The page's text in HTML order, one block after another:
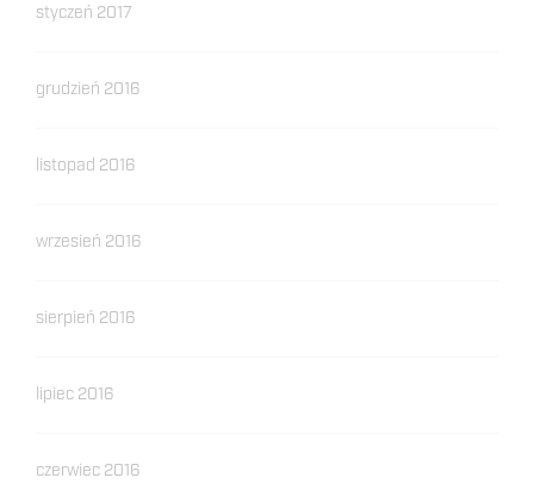
styczeń 2017
grudzień 2016
listopad 2016
wrzesień 2016
sierpień 2016
lipiec 2016
czerwiec 2016